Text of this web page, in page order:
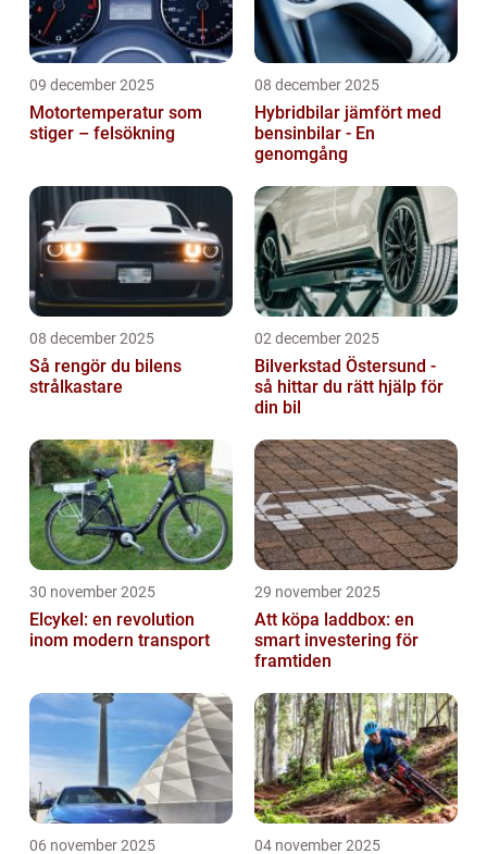
09 december 2025
Motortemperatur som
stiger – felsökning
08 december 2025
Hybridbilar jämfört med
bensinbilar - En
genomgång
08 december 2025
Så rengör du bilens
strålkastare
02 december 2025
Bilverkstad Östersund -
så hittar du rätt hjälp för
din bil
30 november 2025
Elcykel: en revolution
inom modern transport
29 november 2025
Att köpa laddbox: en
smart investering för
framtiden
06 november 2025 04 november 2025